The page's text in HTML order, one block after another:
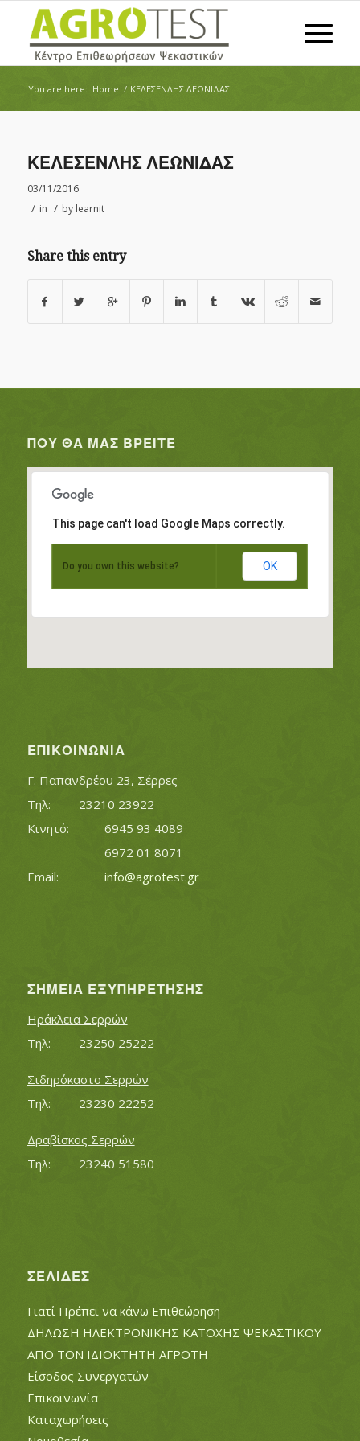
You are here: Home / ΚΕΛΕΣΕΝΛΗΣ ΛΕΩΝΙΔΑΣ
ΚΕΛΕΣΕΝΛΗΣ ΛΕΩΝΙΔΑΣ
03/11/2016
/ in / by learnit
Share this entry
ΠΟΥ ΘΑ ΜΑΣ ΒΡΕΊΤΕ
This page can't load Google Maps correctly.
Do you own this website? OK
ΕΠΙΚΟΙΝΩΝΊΑ
Γ. Παπανδρέου 23, Σέρρες
Τηλ:		23210 23922
Κινητό:		6945 93 4089
			6972 01 8071
info@agrotest.gr
ΣΗΜΕΊΑ ΕΞΥΠΗΡΈΤΗΣΗΣ
Ηράκλεια Σερρών
Τηλ:		23250 25222
Σιδηρόκαστο Σερρών
Τηλ:		23230 22252
Δραβίσκος Σερρών
Τηλ:		23240 51580
ΣΕΛΊΔΕΣ
Γιατί Πρέπει να κάνω Επιθεώρηση
ΔΗΛΩΣΗ ΗΛΕΚΤΡΟΝΙΚΗΣ ΚΑΤΟΧΗΣ ΨΕΚΑΣΤΙΚΟΥ
ΑΠΟ ΤΟΝ ΙΔΙΟΚΤΗΤΗ ΑΓΡΟΤΗ
Είσοδος Συνεργατών
Επικοινωνία
Καταχωρήσεις